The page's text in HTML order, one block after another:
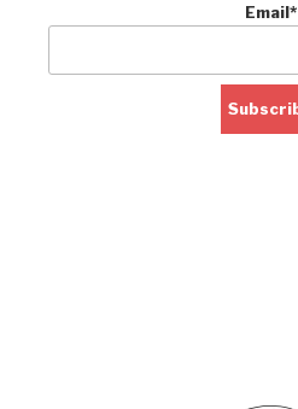
Email*